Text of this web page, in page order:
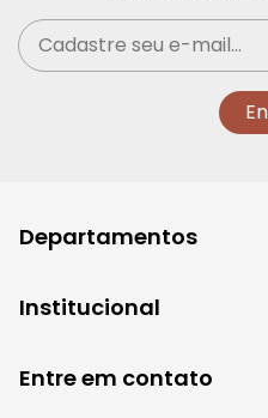
Departamentos
Institucional
Entre em contato